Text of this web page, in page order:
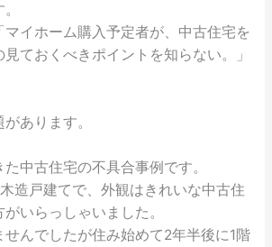
マイホーム購入予定者が、中古住宅を
ておくべきポイントを知らない。」
あります。
中古住宅の不具合事例です。
造戸建てで、外観はきれいな中古住
いらっしゃいました。
せんでしたが住み始めて2年半後に1階